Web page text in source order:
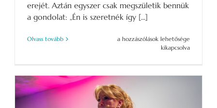
erejét. Aztán egyszer csak megszületik bennük
a gondolat: „Én is szeretnék így [...]
Olvass tovább
A
–
akár
a hozzászólások lehetősége
kikapcsolva